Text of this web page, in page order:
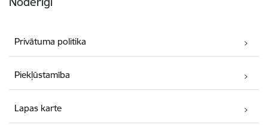
Privātuma politika
Piekļūstamība
Lapas karte